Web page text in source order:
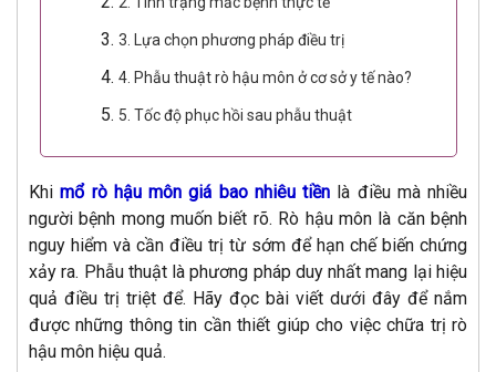
3. Lựa chọn phương pháp điều trị
4. Phẫu thuật rò hậu môn ở cơ sở y tế nào?
5. Tốc độ phục hồi sau phẫu thuật
Khimổ rò hậu môn giá bao nhiêu tiền là điều mà nhiều
người bệnh mong muốn biết rõ. Rò hậu môn là căn bệnh
nguy hiểm và cần điều trị từ sớm để hạn chế biến chứng
xảy ra. Phẫu thuật là phương pháp duy nhất mang lại hiệu
quả điều trị triệt để. Hãy đọc bài viết dưới đây để nắm
được những thông tin cần thiết giúp cho việc chữa trị rò
hậu môn hiệu quả.